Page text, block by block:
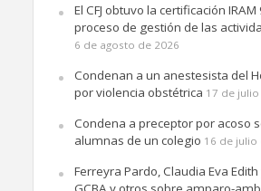
El CFJ obtuvo la certificación
proceso de gestión de las
6 de agosto de 2026
Condenan a un anestesista del
por violencia obstétrica 17 de
Condena a preceptor por acoso
alumnas de un colegio 16 de julio
Ferreyra Pardo, Claudia Eva